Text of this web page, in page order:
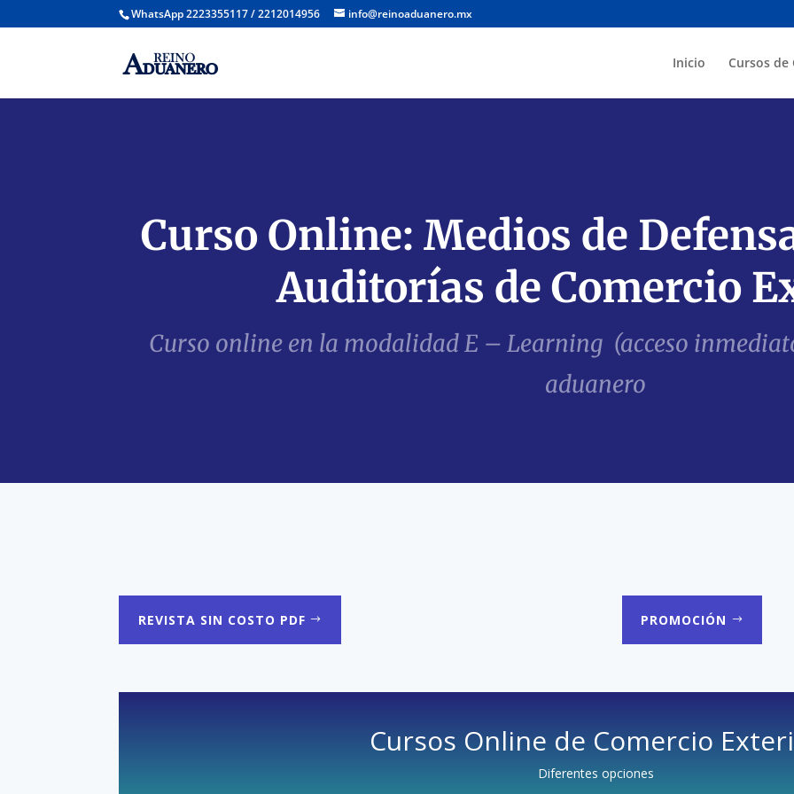
WhatsApp 2223355117 / 2212014956 info@reinoaduanero.mx
Inicio Cursos
Curso Online: Medios de
Auditorías de Comercio
Curso online en la modalidad E – Learning (acceso
aduanero
REVISTA SIN COSTO PDF PROMOCIÓN
Cursos Online de Comercio
Diferentes opciones